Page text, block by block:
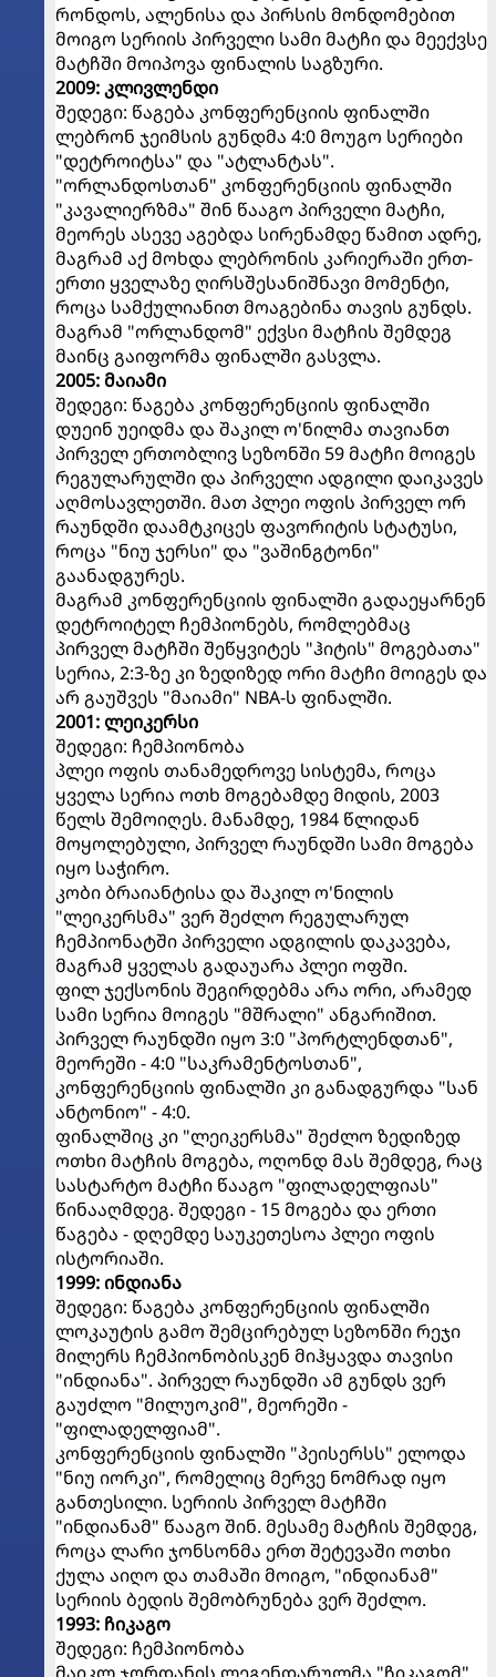
რონდოს, ალენისა და პირსის მონდომებით
მოიგო სერიის პირველი სამი მატჩი და მეექვსე
მატჩში მოიპოვა ფინალის საგზური.
2009: კლივლენდი
შედეგი: წაგება კონფერენციის ფინალში
ლებრონ ჯეიმსის გუნდმა 4:0 მოუგო სერიები
"დეტროიტსა" და "ატლანტას".
"ორლანდოსთან" კონფერენციის ფინალში
"კავალიერზმა" შინ წააგო პირველი მატჩი,
მეორეს ასევე აგებდა სირენამდე წამით ადრე,
მაგრამ აქ მოხდა ლებრონის კარიერაში ერთ-
ერთი ყველაზე ღირსშესანიშნავი მომენტი,
როცა სამქულიანით მოაგებინა თავის გუნდს.
მაგრამ "ორლანდომ" ექვსი მატჩის შემდეგ
მაინც გაიფორმა ფინალში გასვლა.
2005: მაიამი
შედეგი: წაგება კონფერენციის ფინალში
დუეინ უეიდმა და შაკილ ო'ნილმა თავიანთ
პირველ ერთობლივ სეზონში 59 მატჩი მოიგეს
რეგულარულში და პირველი ადგილი დაიკავეს
აღმოსავლეთში. მათ პლეი ოფის პირველ ორ
რაუნდში დაამტკიცეს ფავორიტის სტატუსი,
როცა "ნიუ ჯერსი" და "ვაშინგტონი"
გაანადგურეს.
მაგრამ კონფერენციის ფინალში გადაეყარნენ
დეტროიტელ ჩემპიონებს, რომლებმაც
პირველ მატჩში შეწყვიტეს "ჰიტის" მოგებათა"
სერია, 2:3-ზე კი ზედიზედ ორი მატჩი მოიგეს და
არ გაუშვეს "მაიამი" NBA-ს ფინალში.
2001: ლეიკერსი
შედეგი: ჩემპიონობა
პლეი ოფის თანამედროვე სისტემა, როცა
ყველა სერია ოთხ მოგებამდე მიდის, 2003
წელს შემოიღეს. მანამდე, 1984 წლიდან
მოყოლებული, პირველ რაუნდში სამი მოგება
იყო საჭირო.
კობი ბრაიანტისა და შაკილ ო'ნილის
"ლეიკერსმა" ვერ შეძლო რეგულარულ
ჩემპიონატში პირველი ადგილის დაკავება,
მაგრამ ყველას გადაუარა პლეი ოფში.
ფილ ჯექსონის შეგირდებმა არა ორი, არამედ
სამი სერია მოიგეს "მშრალი" ანგარიშით.
პირველ რაუნდში იყო 3:0 "პორტლენდთან",
მეორეში - 4:0 "საკრამენტოსთან",
კონფერენციის ფინალში კი განადგურდა "სან
ანტონიო" - 4:0.
ფინალშიც კი "ლეიკერსმა" შეძლო ზედიზედ
ოთხი მატჩის მოგება, ოღონდ მას შემდეგ, რაც
სასტარტო მატჩი წააგო "ფილადელფიას"
წინააღმდეგ. შედეგი - 15 მოგება და ერთი
წაგება - დღემდე საუკეთესოა პლეი ოფის
ისტორიაში.
1999: ინდიანა
შედეგი: წაგება კონფერენციის ფინალში
ლოკაუტის გამო შემცირებულ სეზონში რეჯი
მილერს ჩემპიონობისკენ მიჰყავდა თავისი
"ინდიანა". პირველ რაუნდში ამ გუნდს ვერ
გაუძლო "მილუოკიმ", მეორეში -
"ფილადელფიამ".
კონფერენციის ფინალში "პეისერსს" ელოდა
"ნიუ იორკი", რომელიც მერვე ნომრად იყო
განთესილი. სერიის პირველ მატჩში
"ინდიანამ" წააგო შინ. მესამე მატჩის შემდეგ,
როცა ლარი ჯონსონმა ერთ შეტევაში ოთხი
ქულა აიღო და თამაში მოიგო, "ინდიანამ"
სერიის ბედის შემობრუნება ვერ შეძლო.
1993: ჩიკაგო
შედეგი: ჩემპიონობა